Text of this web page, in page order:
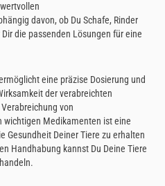
davon, ob Du Schafe, Rinder
die passenden Lösungen für eine
eine präzise Dosierung und
der verabreichten
von
wichtigen Medikamenten ist eine
Gesundheit Deiner Tiere zu erhalten
Handhabung kannst Du Deine Tiere